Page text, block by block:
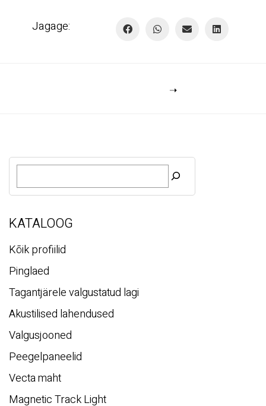
Jagage:
O
s
KATALOOG
Kõik profiilid
Pinglaed
Tagantjärele valgustatud lagi
Akustilised lahendused
Valgusjooned
Peegelpaneelid
Vecta maht
Magnetic Track Light